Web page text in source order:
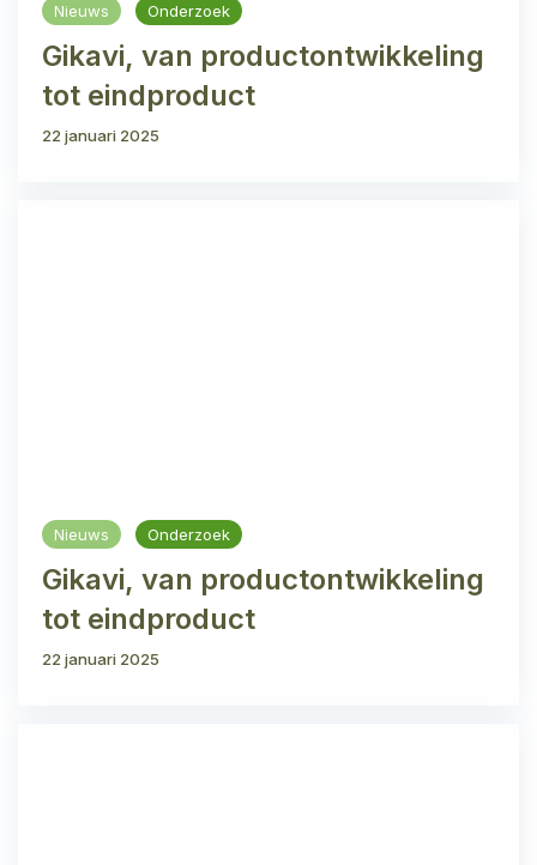
Nieuws Onderzoek
Gikavi, van productontwikkeling
tot eindproduct
22 januari 2025
Nieuws Onderzoek
Gikavi, van productontwikkeling
tot eindproduct
22 januari 2025